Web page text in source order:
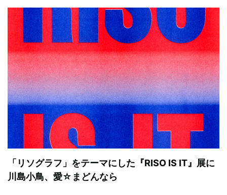
「リソグラフ」をテーマにした『RISO IS IT』展に
川島小鳥、愛☆まどんなら